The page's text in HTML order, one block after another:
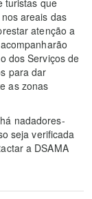
turistas que
areais das
atenção a
dos Serviços de
para dar
as zonas
nadadores-
seja verificada
a DSAMA